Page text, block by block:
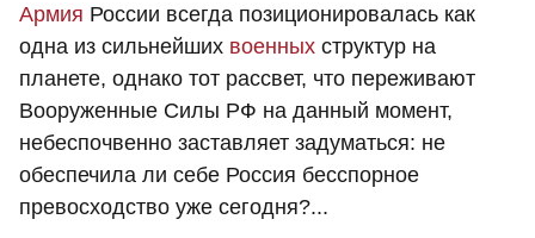
Армия России всегда позиционировалась как
одна из сильнейших военных структур на
планете, однако тот рассвет, что переживают
Вооруженные Силы РФ на данный момент,
небеспочвенно заставляет задуматься: не
обеспечила ли себе Россия бесспорное
превосходство уже сегодня?...